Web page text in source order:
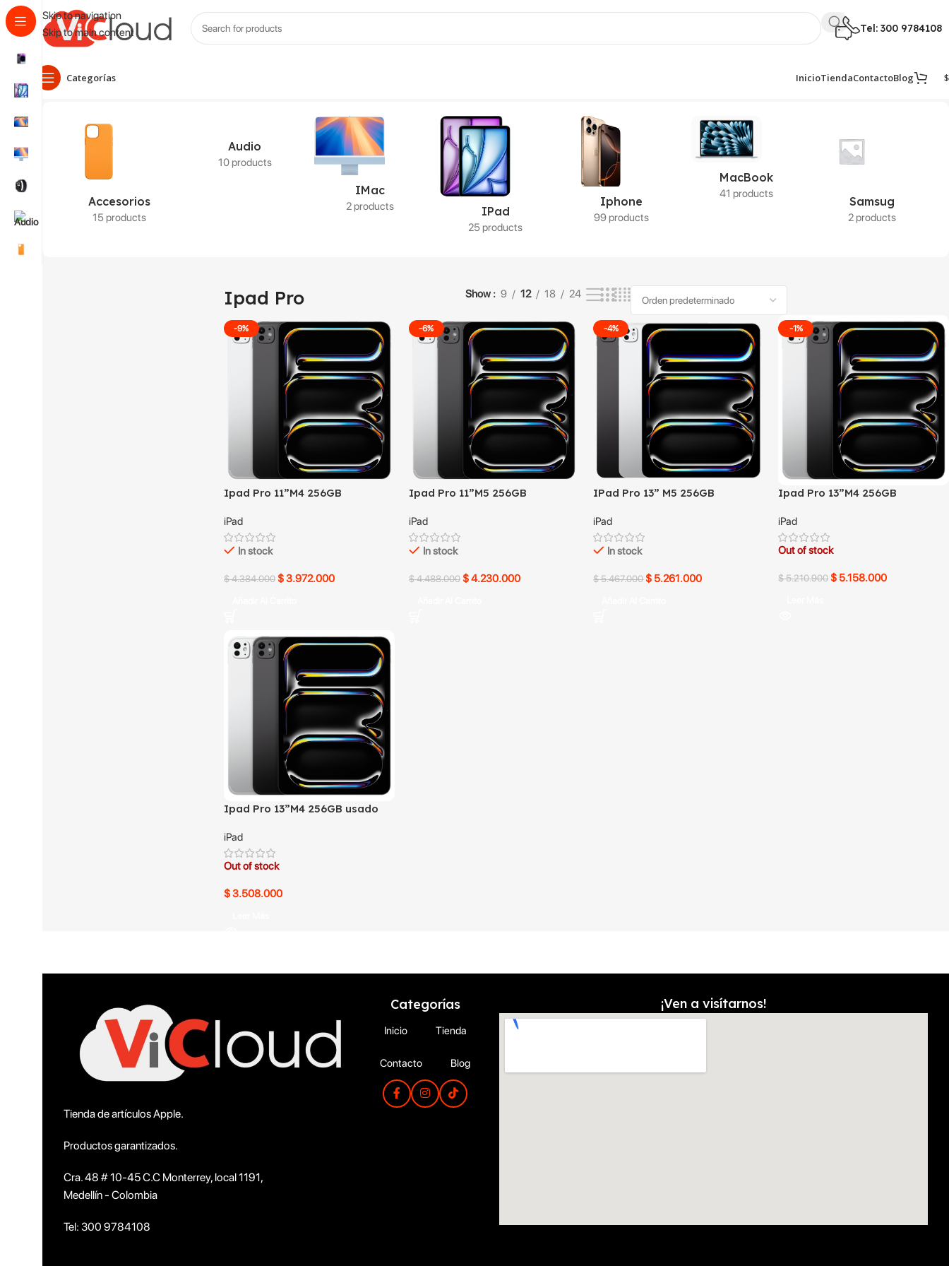
Skip to navigation
Skip to main content
Tel: 300 9784108
Categorías InicioTiendaContactoBlog
$
Inicio
Accesorios
15 products
Audio
10 products
IMac
2 products IPad
25 products
Iphone
99 products
MacBook
41 products
Samsug
2 products
Ipad Pro Show 9 12 18 24
-9%
Ipad Pro 11”M4 256GB
iPad
In stock
$4.384.000 $3.972.000
-6%
Ipad Pro 11”M5 256GB
iPad
In stock
$4.488.000 $4.230.000
-4%
IPad Pro 13” M5 256GB
iPad
In stock
$5.467.000 $ 5.261.000
-1%
Ipad Pro 13”M4 256GB
iPad
Out of stock
$5.210.900$ 5.158.000
Ipad Pro 13”M4 256GB usado
iPad
Out of stock
$3.508.000
Tienda de artículos Apple.
Productos garantizados.
Cra. 48 # 10-45 C.C Monterrey, local 1191,
Medellín - Colombia
Tel: 300 9784108
Categorías
Inicio Tienda
Contacto Blog
¡Ven a visítarnos!